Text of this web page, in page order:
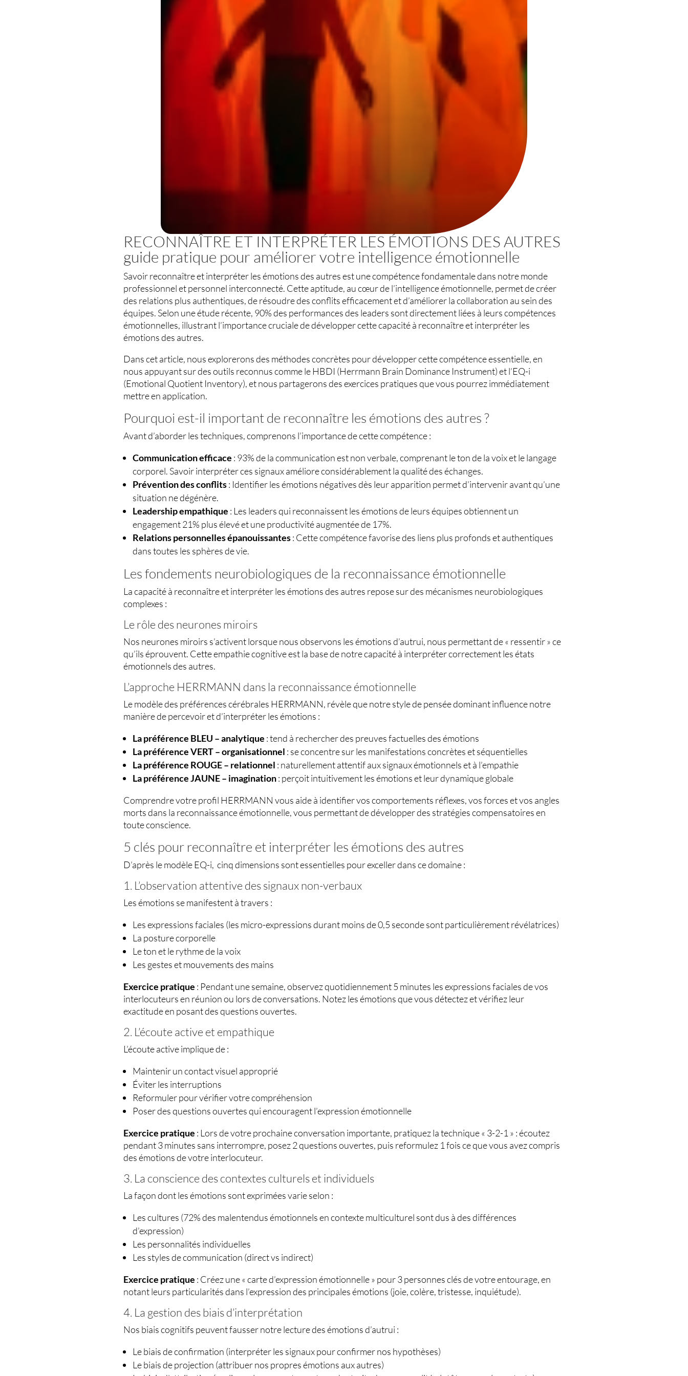
RECONNAÎTRE ET INTERPRÉTER LES ÉMOTIONS DES AUTRES
guide pratique pour améliorer votre intelligence émotionnelle
Savoir reconnaître et interpréter les émotions des autres est une compétence fondamentale dans notre monde
professionnel et personnel interconnecté. Cette aptitude, au cœur de l’intelligence émotionnelle, permet de créer
des relations plus authentiques, de résoudre des conflits efficacement et d’améliorer la collaboration au sein des
équipes. Selon une étude récente, 90% des performances des leaders sont directement liées à leurs compétences
émotionnelles, illustrant l’importance cruciale de développer cette capacité à reconnaître et interpréter les
émotions des autres.
Dans cet article, nous explorerons des méthodes concrètes pour développer cette compétence essentielle, en
nous appuyant sur des outils reconnus comme le HBDI (Herrmann Brain Dominance Instrument) et l’EQ-i
(Emotional Quotient Inventory), et nous partagerons des exercices pratiques que vous pourrez immédiatement
mettre en application.
Pourquoi est-il important de reconnaître les émotions des autres ?
Avant d’aborder les techniques, comprenons l’importance de cette compétence :
Communication efficace : 93% de la communication est non verbale, comprenant le ton de la voix et le langage
corporel. Savoir interpréter ces signaux améliore considérablement la qualité des échanges.
Prévention des conflits: Identifier les émotions négatives dès leur apparition permet d’intervenir avant qu’une
situation ne dégénère.
Leadership empathique : Les leaders qui reconnaissent les émotions de leurs équipes obtiennent un
engagement 21% plus élevé et une productivité augmentée de 17%.
Relations personnelles épanouissantes: Cette compétence favorise des liens plus profonds et authentiques
dans toutes les sphères de vie.
Les fondements neurobiologiques de la reconnaissance émotionnelle
La capacité à reconnaître et interpréter les émotions des autres repose sur des mécanismes neurobiologiques
complexes :
Le rôle des neurones miroirs
Nos neurones miroirs s’activent lorsque nous observons les émotions d’autrui, nous permettant de « ressentir » ce
qu’ils éprouvent. Cette empathie cognitive est la base de notre capacité à interpréter correctement les états
émotionnels des autres.
L’approche HERRMANN dans la reconnaissance émotionnelle
Le modèle des préférences cérébrales HERRMANN, révèle que notre style de pensée dominant influence notre
manière de percevoir et d’interpréter les émotions :
La préférence BLEU – analytique : tend à rechercher des preuves factuelles des émotions
La préférence VERT – organisationnel : se concentre sur les manifestations concrètes et séquentielles
La préférence ROUGE – relationnel : naturellement attentif aux signaux émotionnels et à l’empathie
La préférence JAUNE – imagination: perçoit intuitivement les émotions et leur dynamique globale
Comprendre votre profil HERRMANN vous aide à identifier vos comportements réflexes, vos forces et vos angles
morts dans la reconnaissance émotionnelle, vous permettant de développer des stratégies compensatoires en
toute conscience.
5 clés pour reconnaître et interpréter les émotions des autres
D’après le modèle EQ-i, cinq dimensions sont essentielles pour exceller dans ce domaine :
1. L’observation attentive des signaux non-verbaux
Les émotions se manifestent à travers :
Les expressions faciales (les micro-expressions durant moins de 0,5 seconde sont particulièrement révélatrices)
La posture corporelle
Le ton et le rythme de la voix
Les gestes et mouvements des mains
Exercice pratique : Pendant une semaine, observez quotidiennement 5 minutes les expressions faciales de vos
interlocuteurs en réunion ou lors de conversations. Notez les émotions que vous détectez et vérifiez leur
exactitude en posant des questions ouvertes.
2. L’écoute active et empathique
L’écoute active implique de :
Maintenir un contact visuel approprié
Éviter les interruptions
Reformuler pour vérifier votre compréhension
Poser des questions ouvertes qui encouragent l’expression émotionnelle
Exercice pratique : Lors de votre prochaine conversation importante, pratiquez la technique « 3-2-1 » : écoutez
pendant 3 minutes sans interrompre, posez 2 questions ouvertes, puis reformulez 1 fois ce que vous avez compris
des émotions de votre interlocuteur.
3. La conscience des contextes culturels et individuels
La façon dont les émotions sont exprimées varie selon :
Les cultures (72% des malentendus émotionnels en contexte multiculturel sont dus à des différences
d’expression)
Les personnalités individuelles
Les styles de communication (direct vs indirect)
Exercice pratique : Créez une « carte d’expression émotionnelle » pour 3 personnes clés de votre entourage, en
notant leurs particularités dans l’expression des principales émotions (joie, colère, tristesse, inquiétude).
4. La gestion des biais d’interprétation
Nos biais cognitifs peuvent fausser notre lecture des émotions d’autrui :
Le biais de confirmation (interpréter les signaux pour confirmer nos hypothèses)
Le biais de projection (attribuer nos propres émotions aux autres)